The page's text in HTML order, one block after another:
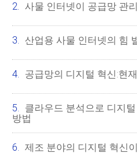
사물 인터넷이 공급망 관
산업용 사물 인터넷의 힘
공급망의 디지털 혁신:현
클라우드 분석으로 디지
방법
제조 분야의 디지털 혁신